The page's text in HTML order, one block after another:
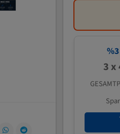
%3
3 x